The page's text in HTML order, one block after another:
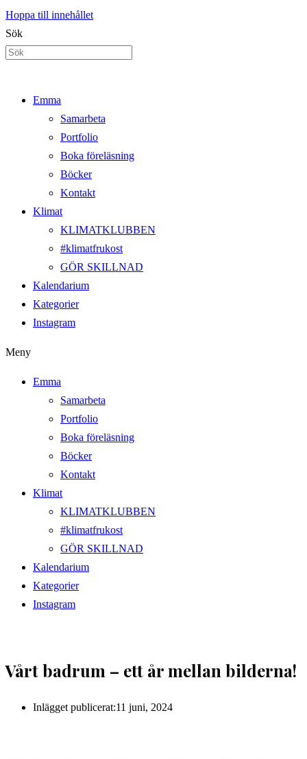
Hoppa till innehållet
Sök
Emma
Samarbeta
Portfolio
Boka föreläsning
Böcker
Kontakt
Klimat
KLIMATKLUBBEN
#klimatfrukost
GÖR SKILLNAD
Kalendarium
Kategorier
Instagram
Meny
Emma
Samarbeta
Portfolio
Boka föreläsning
Böcker
Kontakt
Klimat
KLIMATKLUBBEN
#klimatfrukost
GÖR SKILLNAD
Kalendarium
Kategorier
Instagram
Vårt badrum – ett år mellan bilderna!
Inlägget publicerat:11 juni, 2024